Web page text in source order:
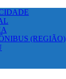
(REGIÃO)